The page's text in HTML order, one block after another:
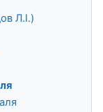
Л.І.)